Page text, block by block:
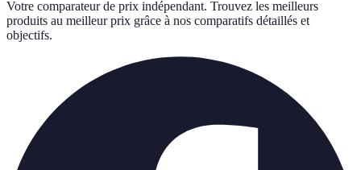
Votre comparateur de prix indépendant. Trouvez les meilleurs
produits au meilleur prix grâce à nos comparatifs détaillés et
objectifs.